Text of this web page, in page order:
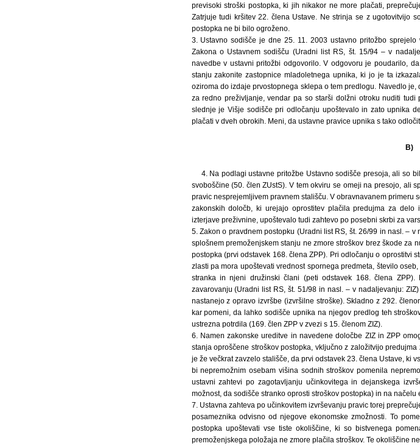
previsoki stroški postopka, ki jih nikakor ne more plačati,
Zatrjuje tudi kršitev 22. člena Ustave. Ne strinja se z ugotovitvijo
postopka ne bi bilo ogroženo.
3. Ustavno sodišče je dne 25. 11. 2003 ustavno pritožbo
Zakona o Ustavnem sodišču (Uradni list RS, št. 15/94 – v
navedbe v ustavni pritožbi odgovorilo. V odgovoru je poudarilo,
stanju zakonite zastopnice mladoletnega upnika, ki jo je ta
oziroma do izdaje prvostopnega sklepa o tem predlogu. Navedlo
za redno preživljanje, vendar pa so starši dolžni otroku nuditi
slednje je Višje sodišče pri odločanju upoštevalo in zato upnika
plačati v dveh obrokih. Meni, da ustavne pravice upnika s tako
B)
4. Na podlagi ustavne pritožbe Ustavno sodišče presoja, ali so
svoboščine (50. člen ZUstS). V tem okviru se omeji na presojo, ali
pravic nesprejemljivem pravnem stališču. V obravnavanem
zakonskih določb, ki urejajo oprostitev plačila predujma za delo
izterjave preživnine, upoštevalo tudi zahtevo po posebni skrbi za
5. Zakon o pravdnem postopku (Uradni list RS, št. 26/99 in nasl. –
splošnem premoženjskem stanju ne zmore stroškov brez škode
postopka (prvi odstavek 168. člena ZPP). Pri odločanju o oprostitvi
zlasti pa mora upoštevati vrednost spornega predmeta, število
stranka in njeni družinski člani (peti odstavek 168. člena
zavarovanju (Uradni list RS, št. 51/98 in nasl. – v nadaljevanju:
nastanejo z opravo izvršbe (izvršilne stroške). Skladno z 292.
kar pomeni, da lahko sodišče upnika na njegov predlog teh
ustrezna potrdila (169. člen ZPP v zvezi s 15. členom ZIZ).
6. Namen zakonske ureditve in navedene določbe ZIZ in ZPP
stanja oproščene stroškov postopka, vključno z založitvijo
je že večkrat zavzelo stališče, da prvi odstavek 23. člena Ustave, ki
bi nepremožnim osebam višina sodnih stroškov pomenila
ustavni zahtevi po zagotavljanju učinkovitega in dejanskega
možnost, da sodišče stranko oprosti stroškov postopka) in na
7. Ustavna zahteva po učinkovitem izvrševanju pravic torej
posameznika odvisno od njegove ekonomske zmožnosti. To
postopka upoštevati vse tiste okoliščine, ki so bistvenega
premoženjskega položaja ne zmore plačila stroškov. Te okoliščine